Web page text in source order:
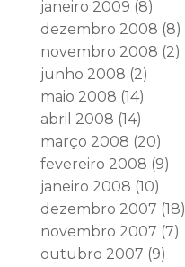
janeiro 2009 (8)
dezembro 2008 (8)
novembro 2008 (2)
junho 2008 (2)
maio 2008 (14)
abril 2008 (14)
março 2008 (20)
fevereiro 2008 (9)
janeiro 2008 (10)
dezembro 2007 (18)
novembro 2007 (7)
outubro 2007 (9)